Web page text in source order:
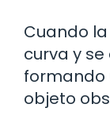
Cuando
curva y
formando
objeto